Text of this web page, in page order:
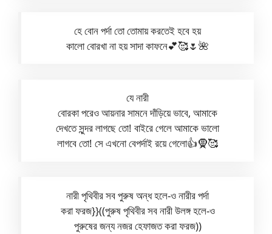
হে বোন পর্দা তো তোমায় করতেই হবে হয়
কালো বোরখা না হয় সাদা কাফনে💕🥰🌷🌺
যে নারী
বোরকা পরেও আয়নার সামনে দাঁড়িয়ে ভাবে, আমাকে
দেখতে সুন্দর লাগছে তো! বাইরে গেলে আমাকে ভালো
লাগবে তো! সে এখনো বেপর্দাই রয়ে গেলো👍🧕🥰
নারী পৃথিবীর সব পুরুষ অন্ধ হলে-ও নারীর পর্দা
করা ফরজ}}((পুরুষ পৃথিবীর সব নারী উলঙ্গ হলে-ও
পুরুষের জন্য নজর হেফাজত করা ফরজ))